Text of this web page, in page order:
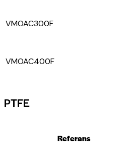
VMOAC300F
VMOAC400F
PTFE
Referans